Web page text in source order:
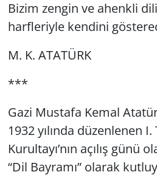
Bizim zengin ve ahenkli
harfleriyle kendini
M. K. ATATÜRK
***
Gazi Mustafa Kemal
1932 yılında düzenlenen
Kurultayı’nın açılış günü
“Dil Bayramı” olarak
GÜNDEM
HABERDE İNSAN
MAGAZİN
POLİTİKA
RESMİ İLANLAR